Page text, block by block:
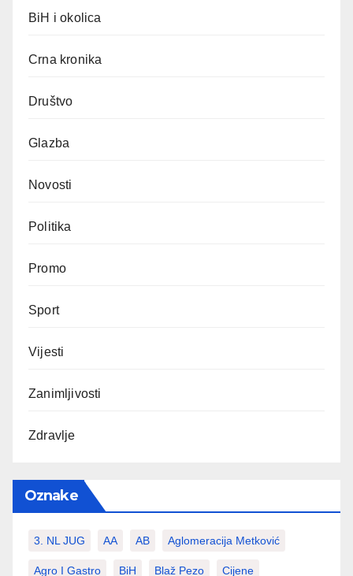
BiH i okolica
Crna kronika
Društvo
Glazba
Novosti
Politika
Promo
Sport
Vijesti
Zanimljivosti
Zdravlje
Oznake
3. NL JUG AA AB Aglomeracija Metković
Agro I Gastro BiH Blaž Pezo Cijene